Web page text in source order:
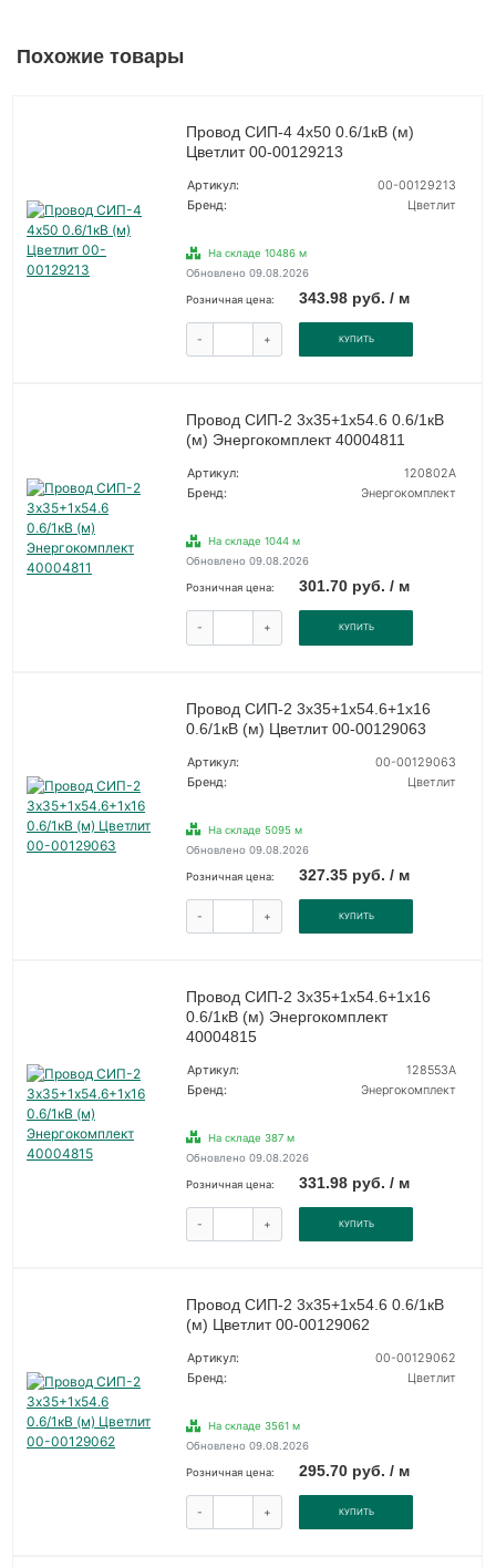
Похожие товары
Провод СИП-4 4х50 0.6/1кВ (м)
Цветлит 00-00129213
Артикул:
00-00129213
Бренд:
Цветлит
На складе 10486 м
Обновлено 09.08.2026
Розничная цена: 343.98 руб. / м
- + КУПИТЬ
Провод СИП-2 3х35+1х54.6 0.6/1кВ
(м) Энергокомплект 40004811
Артикул:
120802А
Бренд:
Энергокомплект
На складе 1044 м
Обновлено 09.08.2026
Розничная цена: 301.70 руб. / м
- + КУПИТЬ
Провод СИП-2 3х35+1х54.6+1х16
0.6/1кВ (м) Цветлит 00-00129063
Артикул:
00-00129063
Бренд:
Цветлит
На складе 5095 м
Обновлено 09.08.2026
Розничная цена: 327.35 руб. / м
- + КУПИТЬ
Провод СИП-2 3х35+1х54.6+1х16
0.6/1кВ (м) Энергокомплект
40004815
Артикул:
128553А
Бренд:
Энергокомплект
На складе 387 м
Обновлено 09.08.2026
Розничная цена: 331.98 руб. / м
- + КУПИТЬ
Провод СИП-2 3х35+1х54.6 0.6/1кВ
(м) Цветлит 00-00129062
Артикул:
00-00129062
Бренд:
Цветлит
На складе 3561 м
Обновлено 09.08.2026
Розничная цена: 295.70 руб. / м
- + КУПИТЬ